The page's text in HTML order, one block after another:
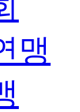
맹